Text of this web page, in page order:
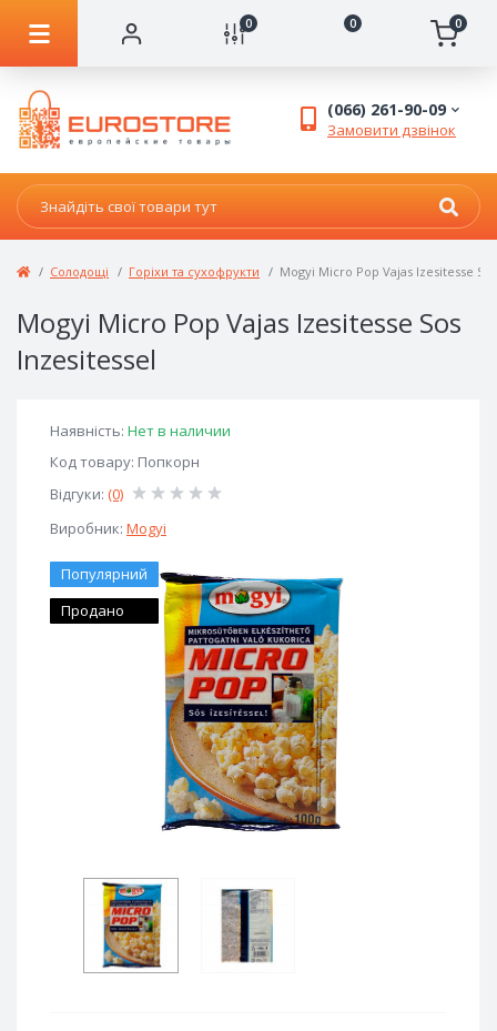
0 0 0
(066) 261-90-09
Замовити дзвінок
Солодощі Горіхи та сухофрукти Mogyi Micro Pop Vajas Izesitesse
Mogyi Micro Pop Vajas Izesitesse Sos
Inzesitessel
Наявність: Нет в наличии
Код товару: Попкорн
Відгуки: (0)
Виробник: Mogyi
Популярний
Продано